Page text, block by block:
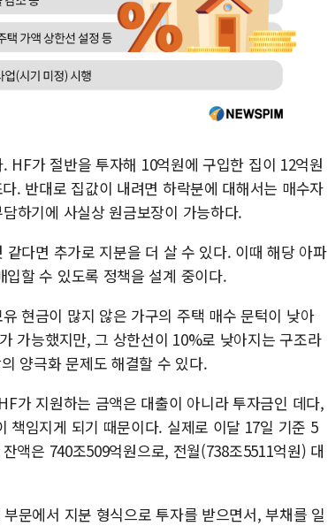
가 절반을 투자해 10억원에 구입한 집이 12억원
. 반대로 집값이 내려면 하락분에 대해서는 매수자
하기에 사실상 원금보장이 가능하다.
다면 추가로 지분을 더 살 수 있다. 이때 해당 아파
할 수 있도록 정책을 설계 중이다.
현금이 많지 않은 가구의 주택 매수 문턱이 낮아
가능했지만, 그 상한선이 10%로 낮아지는 구조라
양극화 문제도 해결할 수 있다.
가 지원하는 금액은 대출이 아니라 투자금인 데다,
책임지게 되기 때문이다. 실제로 이달 17일 기준 5
액은 740조509억원으로, 전월(738조5511억원) 대
문에서 지분 형식으로 투자를 받으면서, 부채를 일